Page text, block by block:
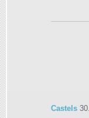
Castels